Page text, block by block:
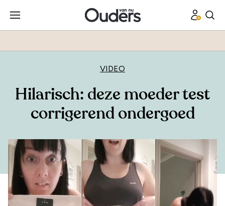
VIDEO
Hilarisch: deze moeder test
corrigerend ondergoed